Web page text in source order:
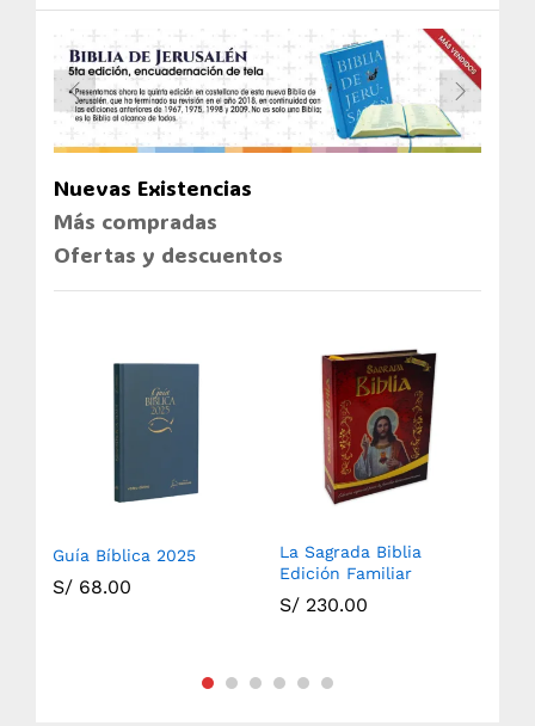
Nuevas Existencias
Más compradas
Ofertas y descuentos
Guía Bíblica 2025
S/ 68.00
La Sagrada Biblia
Edición Familiar
S/ 230.00